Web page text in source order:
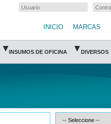
INICIO MARCAS
▾ INSUMOS DE OFICINA ▾ DIVERSOS